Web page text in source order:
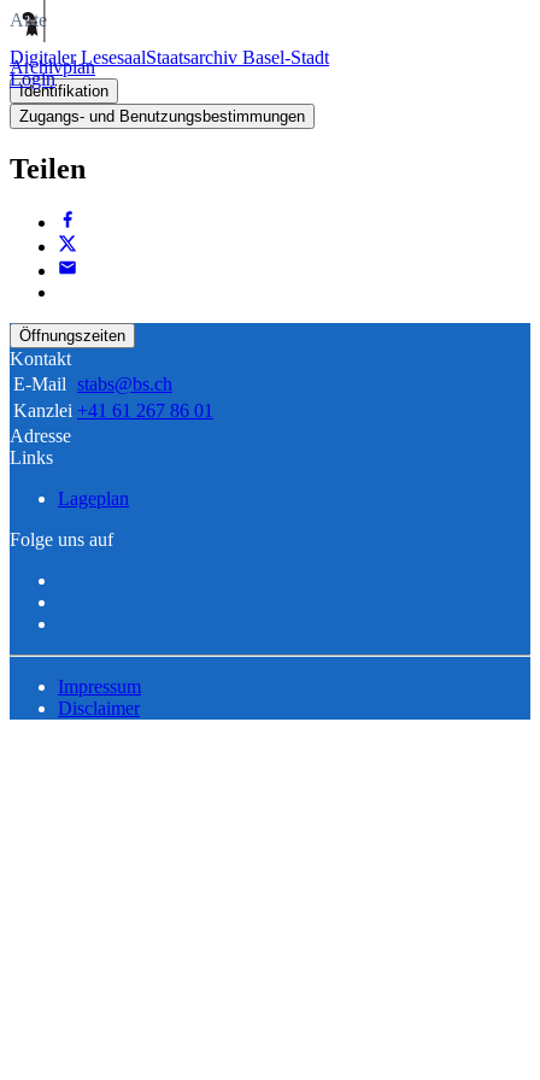
Digitaler LesesaalStaatsarchiv Basel-Stadt
Login
Akte
Archivplan
Identifikation
Zugangs- und Benutzungsbestimmungen
Teilen
Öffnungszeiten
Kontakt
E-Mail stabs@bs.ch
Kanzlei +41 61 267 86 01
Adresse
Links
Lageplan
Folge uns auf
Impressum
Disclaimer